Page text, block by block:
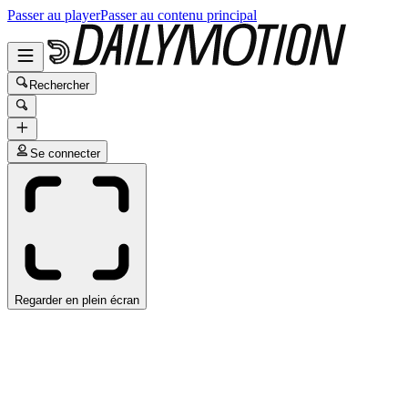
Passer au playerPasser au contenu principal
Rechercher
Se connecter
Regarder en plein écran